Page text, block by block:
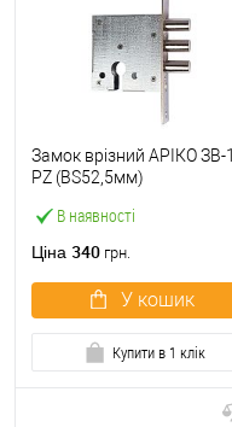
В наявності
Замок врізний АРІКО ЗВ-1
PZ (BS52,5мм)
Ціна 340 грн.
У кошик
Купити в 1 клік